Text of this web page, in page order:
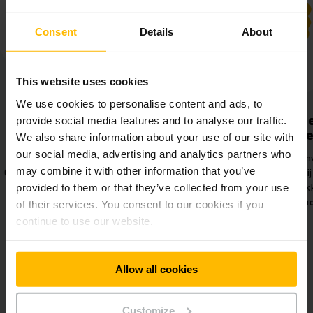
Consent Details About
This website uses cookies
We use cookies to personalise content and ads, to
provide social media features and to analyse our traffic.
We also share information about your use of our site with
our social media, advertising and analytics partners who
may combine it with other information that you’ve
provided to them or that they’ve collected from your use
of their services. You consent to our cookies if you
continue to use our website.
Allow all cookies
Customize
Verbeterde
werkkwaliteit
Minder letsels en eenvoudige
bediening dankzij de
ergonomische werkplekken van de
Jungheinrich-trucks
Zeer
Toepassing van
machines
minder